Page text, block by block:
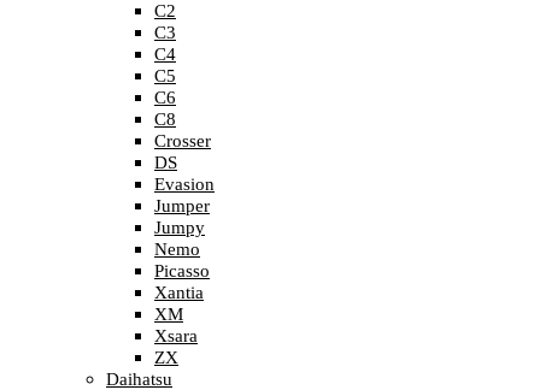
C2
C3
C4
C5
C6
C8
Crosser
DS
Evasion
Jumper
Jumpy
Nemo
Picasso
Xantia
XM
Xsara
ZX
Daihatsu